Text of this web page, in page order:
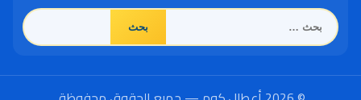
البحث
عن: